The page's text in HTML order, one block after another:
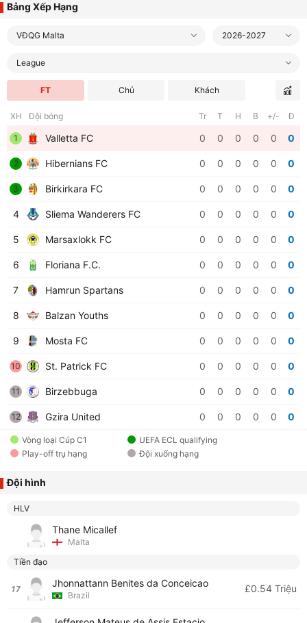
Bảng Xếp Hạng
VĐQG Malta 2026-2027
League
FT Chủ Khách
XH Đội bóng Tr T H B +/- Đ
1 Valletta FC 0 0 0 0 0 0
2 Hibernians FC 0 0 0 0 0 0
3 Birkirkara FC 0 0 0 0 0 0
4 Sliema Wanderers FC 0 0 0 0 0 0
5 Marsaxlokk FC 0 0 0 0 0 0
6 Floriana F.C. 0 0 0 0 0 0
7 Hamrun Spartans 0 0 0 0 0 0
8 Balzan Youths 0 0 0 0 0 0
9 Mosta FC 0 0 0 0 0 0
10 St. Patrick FC 0 0 0 0 0 0
11 Birzebbuga 0 0 0 0 0 0
12 Gzira United 0 0 0 0 0 0
Vòng loại Cúp C1
UEFA ECL qualifying
Play-off trụ hạng
Đội xuống hạng
Đội hình
HLV
Thane Micallef
Malta
Tiền đạo
17 Jhonnattann Benites da Conceicao
Brazil
£0.54 Triệu